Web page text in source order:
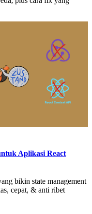
Aplikasi React
bikin state management
cepat, & anti ribet